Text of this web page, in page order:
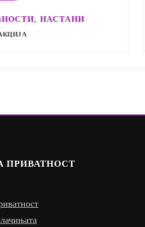
,НАСТАНИ
ПРИВАТНОСТ